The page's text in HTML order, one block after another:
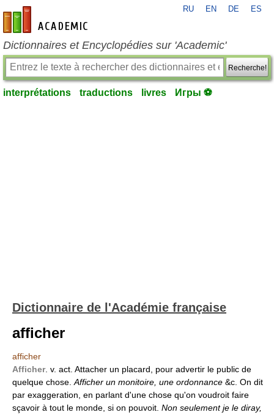
fr-academic.com
RU EN DE ES
Dictionnaires et Encyclopédies sur 'Academic'
Recherche!
interprétations traductions livres Игры ⚽
Dictionnaire de l'Académie française
afficher
afficher
Afficher. v. act. Attacher un placard, pour advertir le public de
quelque chose. Afficher un monitoire, une ordonnance &c. On dit
par exaggeration, en parlant d'une chose qu'on voudroit faire
sçavoir à tout le monde, si on pouvoit. Non seulement je le diray,